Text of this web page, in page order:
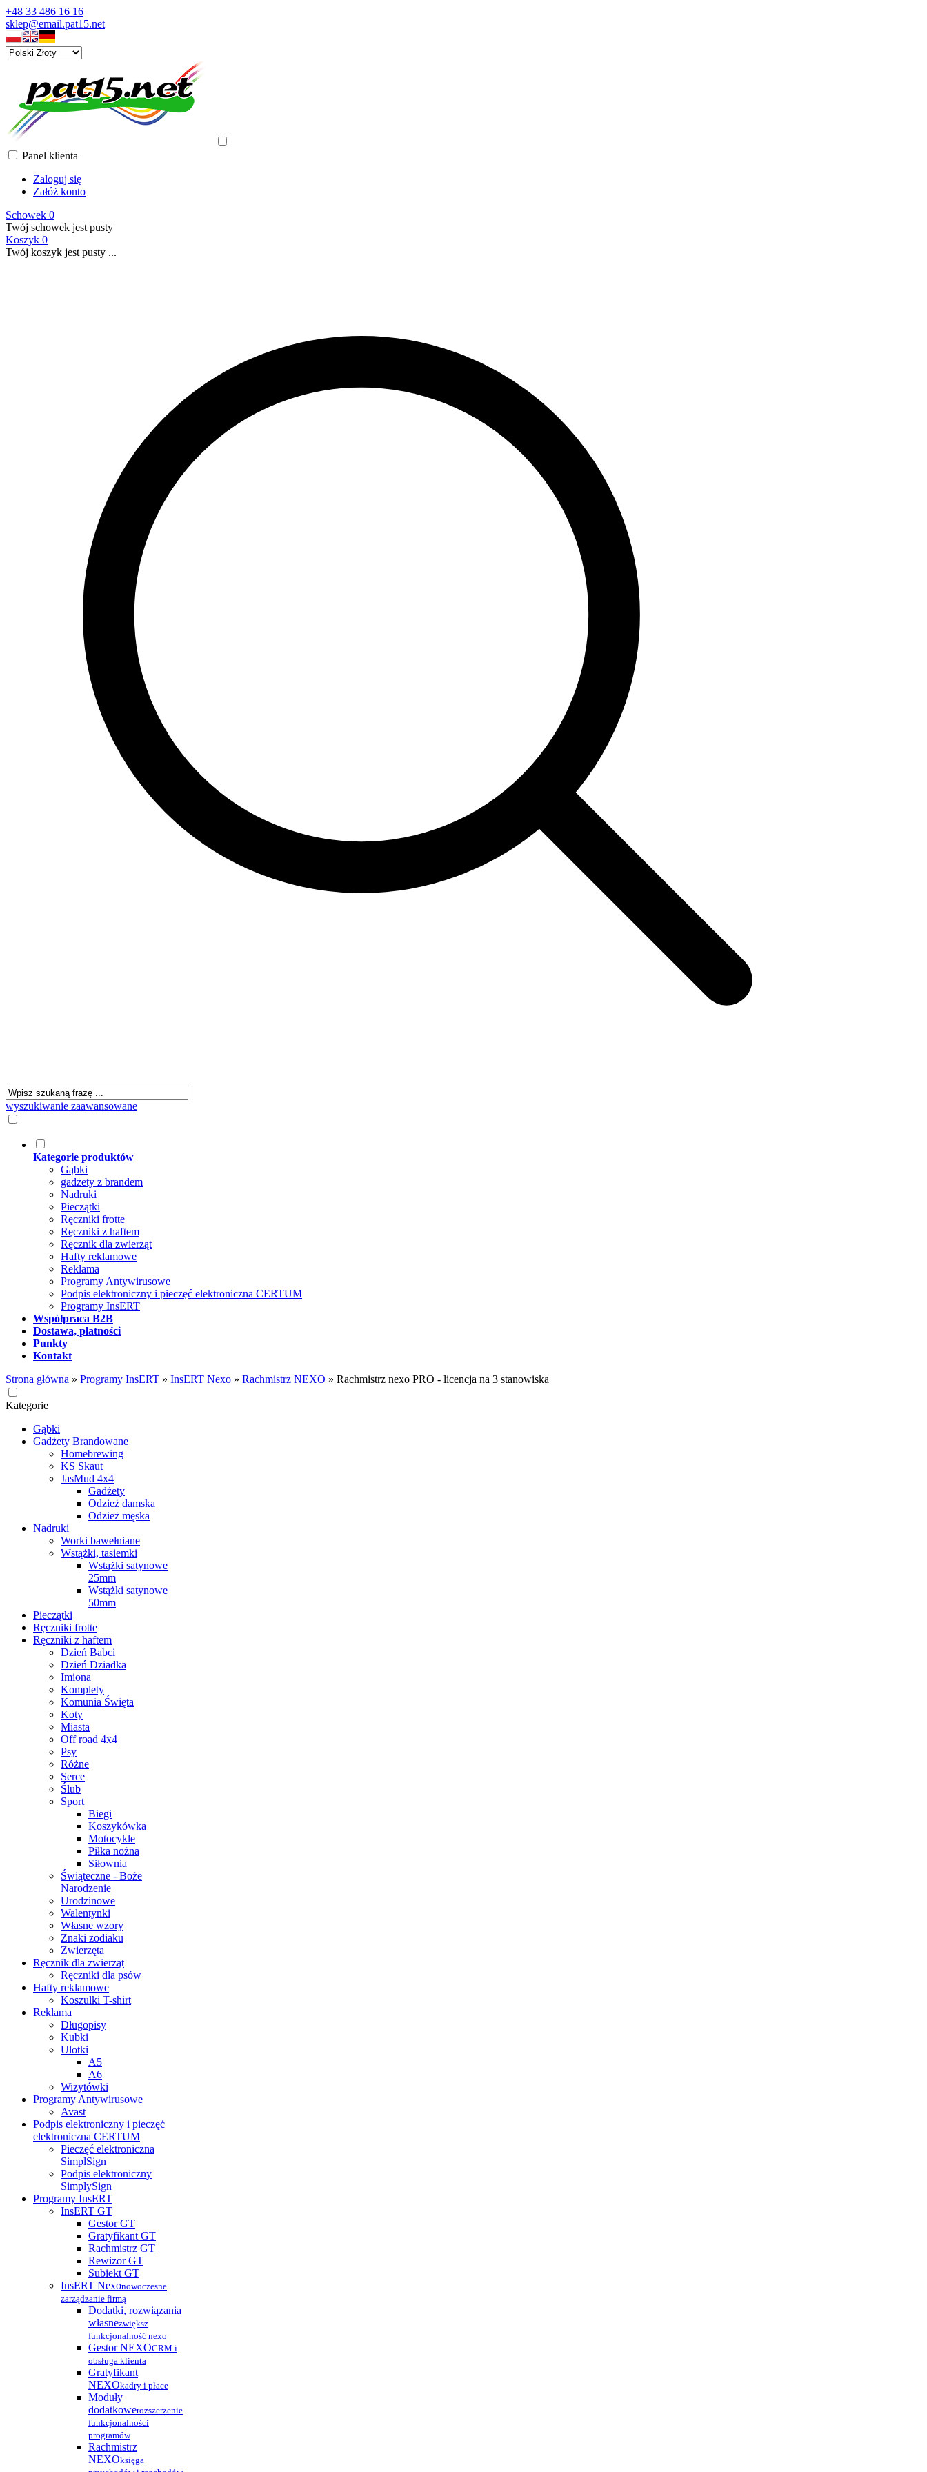
+48 33 486 16 16
sklep@email.pat15.net
Panel klienta
Zaloguj się
Załóż konto
Schowek 0
Twój schowek jest pusty
Koszyk 0
Twój koszyk jest pusty ...
wyszukiwanie zaawansowane
Kategorie produktów
Gąbki
gadżety z brandem
Nadruki
Pieczątki
Ręczniki frotte
Ręczniki z haftem
Ręcznik dla zwierząt
Hafty reklamowe
Reklama
Programy Antywirusowe
Podpis elektroniczny i pieczęć elektroniczna CERTUM
Programy InsERT
Współpraca B2B
Dostawa, płatności
Punkty
Kontakt
Strona główna » Programy InsERT » InsERT Nexo » Rachmistrz NEXO » Rachmistrz nexo PRO - licencja na 3 stanowiska
Kategorie
Gąbki
Gadżety Brandowane
Homebrewing
KS Skaut
JasMud 4x4
Gadżety
Odzież damska
Odzież męska
Nadruki
Worki bawełniane
Wstążki, tasiemki
Wstążki satynowe
25mm
Wstążki satynowe
50mm
Pieczątki
Ręczniki frotte
Ręczniki z haftem
Dzień Babci
Dzień Dziadka
Imiona
Komplety
Komunia Święta
Koty
Miasta
Off road 4x4
Psy
Różne
Serce
Ślub
Sport
Biegi
Koszykówka
Motocykle
Piłka nożna
Siłownia
Świąteczne - Boże
Narodzenie
Urodzinowe
Walentynki
Własne wzory
Znaki zodiaku
Zwierzęta
Ręcznik dla zwierząt
Ręczniki dla psów
Hafty reklamowe
Koszulki T-shirt
Reklama
Długopisy
Kubki
Ulotki
A5
A6
Wizytówki
Programy Antywirusowe
Avast
Podpis elektroniczny i pieczęć
elektroniczna CERTUM
Pieczęć elektroniczna
SimplSign
Podpis elektroniczny
SimplySign
Programy InsERT
InsERT GT
Gestor GT
Gratyfikant GT
Rachmistrz GT
Rewizor GT
Subiekt GT
InsERT Nexonowoczesne
zarządzanie firmą
Dodatki, rozwiązania
własnezwiększ
funkcjonalność nexo
Gestor NEXOCRM i
obsługa klienta
Gratyfikant
NEXOkadry i płace
Moduły
dodatkowerozszerzenie
funkcjonalności
programów
Rachmistrz
NEXOksięga